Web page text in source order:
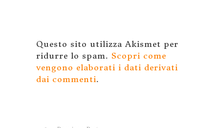
Questo sito utilizza Akismet per
ridurre lo spam. Scopri come
vengono elaborati i dati derivati
dai commenti.